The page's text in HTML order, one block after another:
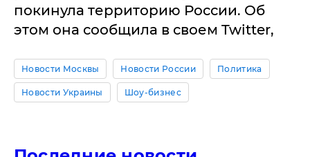
покинула территорию России. Об
этом она сообщила в своем Twitter,
Новости Москвы Новости России Политика
Новости Украины Шоу-бизнес